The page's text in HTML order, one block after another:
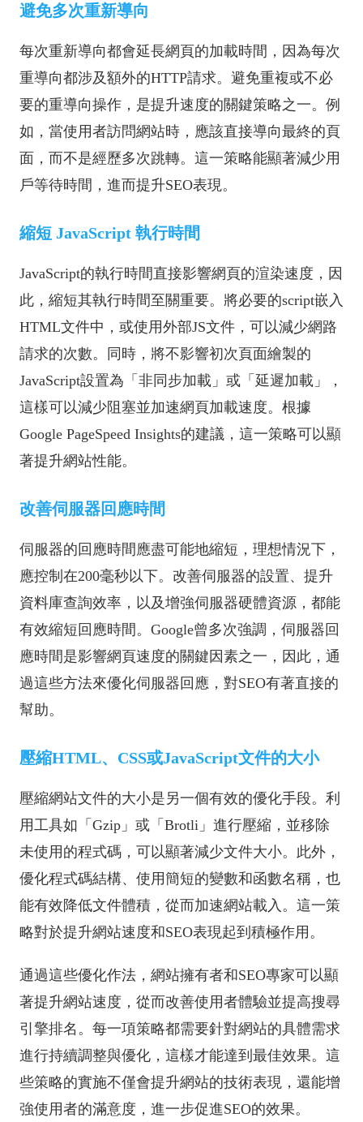
避免多次重新導向
每次重新導向都會延長網頁的加載時間，因為每次
重導向都涉及額外的HTTP請求。避免重複或不必
要的重導向操作，是提升速度的關鍵策略之一。例
如，當使用者訪問網站時，應該直接導向最終的頁
面，而不是經歷多次跳轉。這一策略能顯著減少用
戶等待時間，進而提升SEO表現。
縮短 JavaScript 執行時間
JavaScript的執行時間直接影響網頁的渲染速度，因
此，縮短其執行時間至關重要。將必要的script嵌入
HTML文件中，或使用外部JS文件，可以減少網路
請求的次數。同時，將不影響初次頁面繪製的
JavaScript設置為「非同步加載」或「延遲加載」，
這樣可以減少阻塞並加速網頁加載速度。根據
Google PageSpeed Insights的建議，這一策略可以顯
著提升網站性能。
改善伺服器回應時間
伺服器的回應時間應盡可能地縮短，理想情況下，
應控制在200毫秒以下。改善伺服器的設置、提升
資料庫查詢效率，以及增強伺服器硬體資源，都能
有效縮短回應時間。Google曾多次強調，伺服器回
應時間是影響網頁速度的關鍵因素之一，因此，通
過這些方法來優化伺服器回應，對SEO有著直接的
幫助。
壓縮HTML、CSS或JavaScript文件的大小
壓縮網站文件的大小是另一個有效的優化手段。利
用工具如「Gzip」或「Brotli」進行壓縮，並移除
未使用的程式碼，可以顯著減少文件大小。此外，
優化程式碼結構、使用簡短的變數和函數名稱，也
能有效降低文件體積，從而加速網站載入。這一策
略對於提升網站速度和SEO表現起到積極作用。
通過這些優化作法，網站擁有者和SEO專家可以顯
著提升網站速度，從而改善使用者體驗並提高搜尋
引擎排名。每一項策略都需要針對網站的具體需求
進行持續調整與優化，這樣才能達到最佳效果。這
些策略的實施不僅會提升網站的技術表現，還能增
強使用者的滿意度，進一步促進SEO的效果。